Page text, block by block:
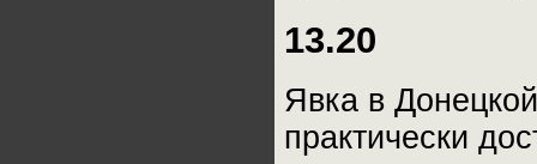
13.20
Явка в
практически